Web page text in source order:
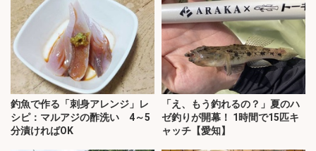
釣魚で作る「刺身アレンジ」レ
シピ：マルアジの酢洗い 4～5
分漬ければOK
「え、もう釣れるの？」夏のハ
ゼ釣りが開幕！ 1時間で15匹キ
ャッチ【愛知】